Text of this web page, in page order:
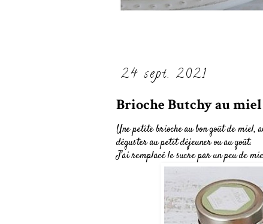
24 sept. 2021
Brioche Butchy au miel
Une petite brioche au bon goût de miel,
déguster au petit déjeuner ou au goût.
J'ai remplacé le sucre par un peu de